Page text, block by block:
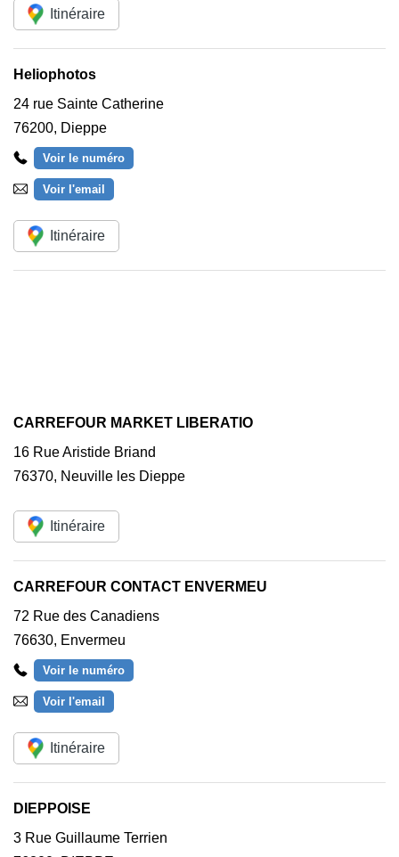
Itinéraire
Heliophotos
24 rue Sainte Catherine
76200, Dieppe
Voir le numéro
Voir l'email
Itinéraire
CARREFOUR MARKET LIBERATIO
16 Rue Aristide Briand
76370, Neuville les Dieppe
Itinéraire
CARREFOUR CONTACT ENVERMEU
72 Rue des Canadiens
76630, Envermeu
Voir le numéro
Voir l'email
Itinéraire
DIEPPOISE
3 Rue Guillaume Terrien